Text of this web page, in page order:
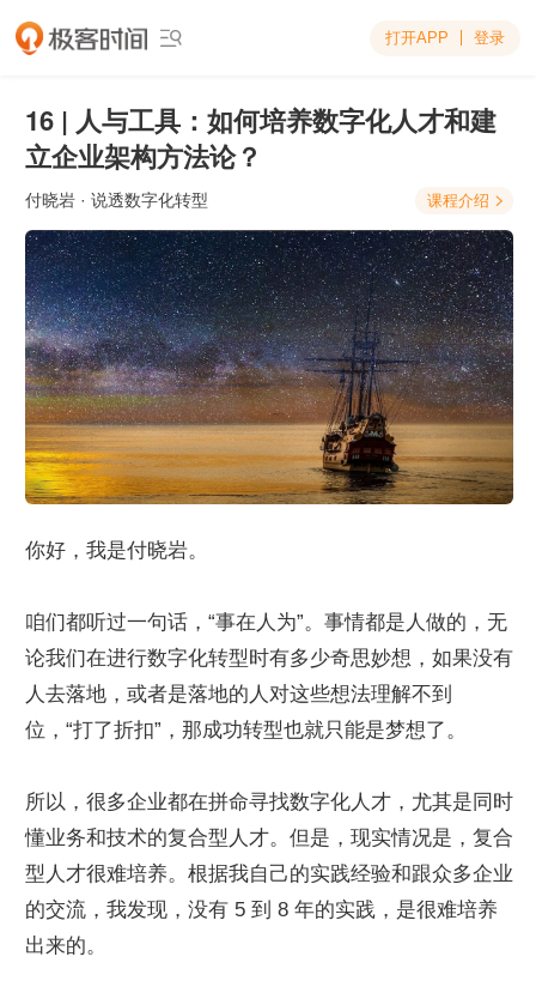
 打开APP 登录
16 | 人与工具：如何培养数字化人才和建
立企业架构方法论？
付晓岩 · 说透数字化转型 课程介绍 
你好，我是付晓岩。
咱们都听过一句话，“事在人为”。事情都是人做的，无
论我们在进行数字化转型时有多少奇思妙想，如果没有
人去落地，或者是落地的人对这些想法理解不到
位，“打了折扣”，那成功转型也就只能是梦想了。
所以，很多企业都在拼命寻找数字化人才，尤其是同时
懂业务和技术的复合型人才。但是，现实情况是，复合
型人才很难培养。根据我自己的实践经验和跟众多企业
的交流，我发现，没有 5 到 8 年的实践，是很难培养
出来的。